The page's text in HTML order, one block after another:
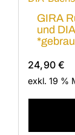
GIRA
und
24,90€
exkl. 19 %